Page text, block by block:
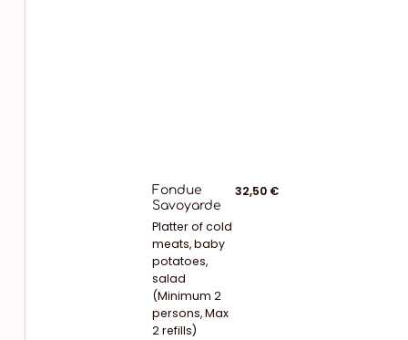
Fondue
Savoyarde
Platter of cold
meats, baby
potatoes,
salad
(Minimum 2
persons, Max
2 refills)
32,50 €